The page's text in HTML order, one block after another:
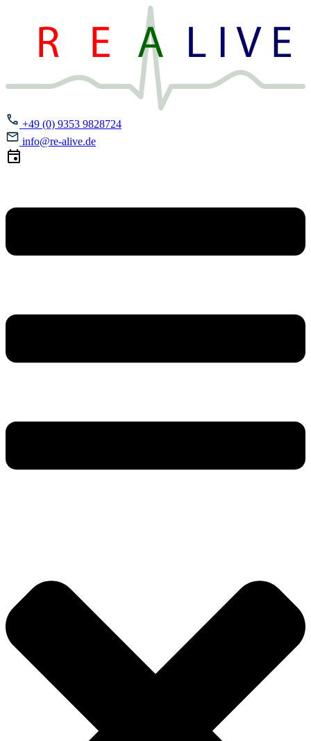
+49 (0) 9353 9828724
info@re-alive.de